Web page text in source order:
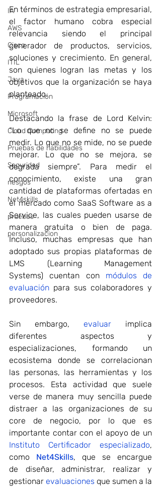
IA
AWS
Cisco
ITIL
Java
Programación
Microsoft
Cloud Computing
Pruebas de habilidades
Seguridad
riesgos
Net4skills
pruebas
personalizacion
En términos de estrategia empresarial,
el factor humano cobra especial
relevancia siendo el principal
generador de productos, servicios,
soluciones y crecimiento. En general,
son quienes logran las metas y los
objetivos que la organización se haya
planteado.
Destacando la frase de Lord Kelvin:
“Lo que no se define no se puede
medir. Lo que no se mide, no se puede
mejorar. Lo que no se mejora, se
degrada siempre”. Para medir el
conocimiento, existe una gran
cantidad de plataformas ofertadas en
el mercado como SaaS Software as a
Service, las cuales pueden usarse de
manera gratuita o bien de paga.
Incluso, muchas empresas que han
adoptado sus propias plataformas de
LMS (Learning Management
Systems) cuentan con módulos de
evaluación para sus colaboradores y
proveedores.
Sin embargo, evaluar implica
diferentes aspectos y
especializaciones, formando un
ecosistema donde se correlacionan
las personas, las herramientas y los
procesos. Esta actividad que suele
verse de manera muy sencilla puede
distraer a las organizaciones de su
core de negocio, por lo que es
Instituto Certificador especializado,
como Net4Skills, que se encargue
de diseñar, administrar, realizar y
gestionar evaluaciones que sumen a la